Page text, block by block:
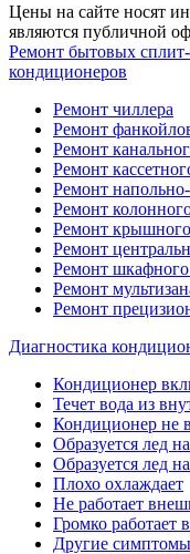
Цены на сайте носят
являются публичной
Ремонт бытовых
кондиционеров
Ремонт чиллера
Ремонт
Ремонт
Ремонт
Ремонт
Ремонт
Ремонт
Ремонт
Ремонт
Ремонт
Ремонт
Диагностика
Кондиционер
Течет вода из
Кондиционер не
Образуется лед
Образуется лед
Плохо охлаждает
Не работает
Громко работает
Другие симптомы